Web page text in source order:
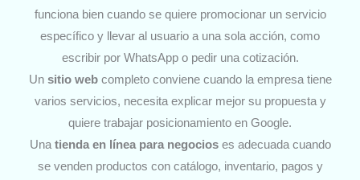
funciona bien cuando se quiere promocionar un servicio
específico y llevar al usuario a una sola acción, como
escribir por WhatsApp o pedir una cotización.
Un sitio webcompleto conviene cuando la empresa tiene
varios servicios, necesita explicar mejor su propuesta y
quiere trabajar posicionamiento en Google.
Una tienda en línea para negocioses adecuada cuando
se venden productos con catálogo, inventario, pagos y